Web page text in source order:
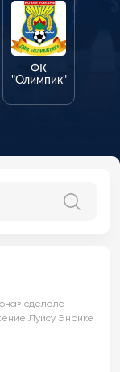
ФК
"Олимпик"
сделала
Луису Энрике